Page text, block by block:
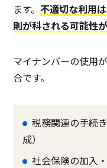
ます。不適切な利用
則が科される可能性が
マイナンバーの使用
合です。
税務関連の手続
成）
社会保険の加入